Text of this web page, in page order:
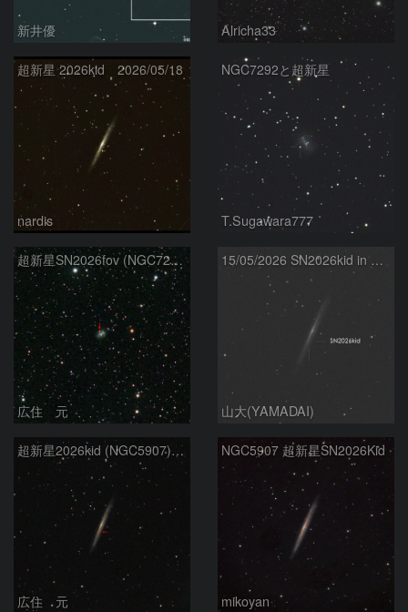
新井優 Alricha33
超新星 2026kid 2026/05/18
nardis
NGC7292と超新星
T.Sugawara777
超新星SN2026fov (NGC7292) 5/17
広住 元
15/05/2026 SN2026kid in NGC5907
山大(YAMADAI)
超新星2026kid (NGC5907) 5/17
広住 元
NGC5907 超新星SN2026Kid
mikoyan